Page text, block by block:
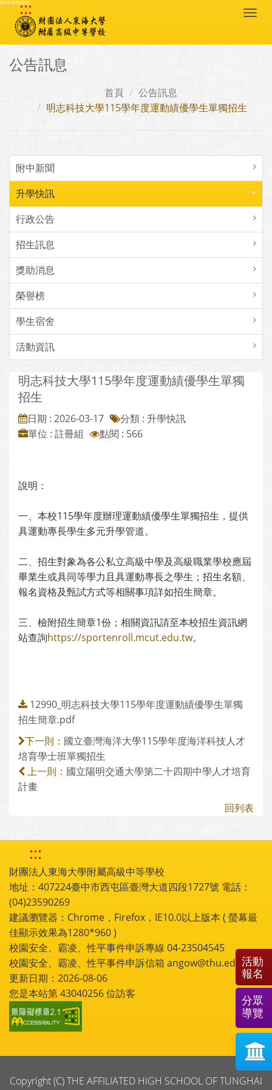
跳到主要內容區塊
:::
公告訊息
首頁
公告訊息
明志科技大學115學年度運動績優學生單獨招生
附中新聞
升學快訊
行政公告
招生訊息
獎助消息
榮譽榜
學生宿舍
活動資訊
明志科技大學115學年度運動績優學生單獨
招生
日期 : 2026-03-17
分類 : 升學快訊
單位 : 註冊組
點閱 : 566
說明：
一、本校115學年度辦理運動績優學生單獨招生，提供
具運動專長學生多元升學管道。
二、招生對象為各公私立高級中學及高級職業學校應屆
畢業生或具同等學力且具運動專長之學生；招生名額、
報名資格及甄試方式等相關事項詳如招生簡章。
三、檢附招生簡章1份；相關資訊請至本校招生資訊網
站查詢https://sportenroll.mcut.edu.tw。
12990_明志科技大學115學年度運動績優學生單獨
招生簡章.pdf
下一則： 國立臺灣海洋大學115學年度海洋科技人才
培育學士班單獨招生
上一則： 國立陽明交通大學第二十四期中學人才培育
計畫
回列表
:::
財團法人東海大學附屬高級中等學校
地址：407224臺中市西屯區臺灣大道四段1727號 電話：
(04)23590269
建議瀏覽器：Chrome，Firefox，IE10.0以上版本 ( 螢幕最
佳顯示效果為1280*960 )
校園安全、霸凌、性平事件申訴專線 04-23504545
校園安全、霸凌、性平事件申訴信箱 angow@thu.edu.tw
更新日期：2026-08-06
您是本站第43040256位訪客
Copyright (C) THE AFFILIATED HIGH SCHOOL OF TUNGHAI
活動
報名
分眾
導覽